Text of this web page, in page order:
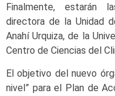
Finalmente, estarán
directora de la Unidad
Anahí Urquiza, de la
Centro de Ciencias del
El objetivo del nuevo
nivel” para el Plan de